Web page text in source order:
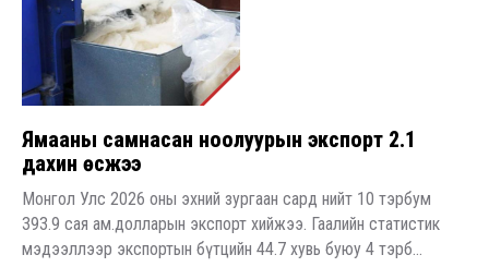
Ямааны самнасан ноолуурын экспорт 2.1
дахин өсжээ
Монгол Улс 2026 оны эхний зургаан сард нийт 10 тэрбум
393.9 сая ам.долларын экспорт хийжээ. Гаалийн статистик
мэдээллээр экспортын бүтцийн 44.7 хувь буюу 4 тэрб...